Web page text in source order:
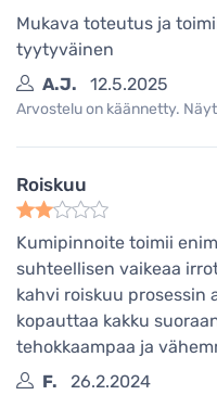
Mukava toteutus ja
tyytyväinen
A.J.
12.5.2025
Arvostelu on käännetty.
Roiskuu
Kumipinnoite toimii
suhteellisen vaikeaa
kahvi roiskuu prosessin
kopauttaa kakku
tehokkaampaa ja
F.
26.2.2024